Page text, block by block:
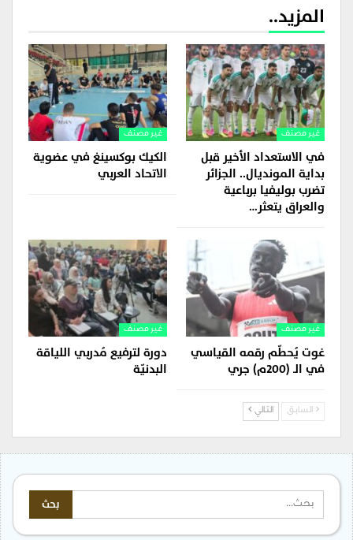
المزيد..
غير مصنف
في الاستعداد الأخير قبل
بداية المونديال.. الجزائر
تضرب بوليفيا برباعية
والعراق يتعثر…
غير مصنف
الكيك بوكسينغ في عضوية
الاتحاد العربي
غير مصنف
غوت يُحطّم رقمه القياسي
في الـ (200م) جري
غير مصنف
دورة لترفيع مُدربي اللياقة
البدنيّة
السابق التالي